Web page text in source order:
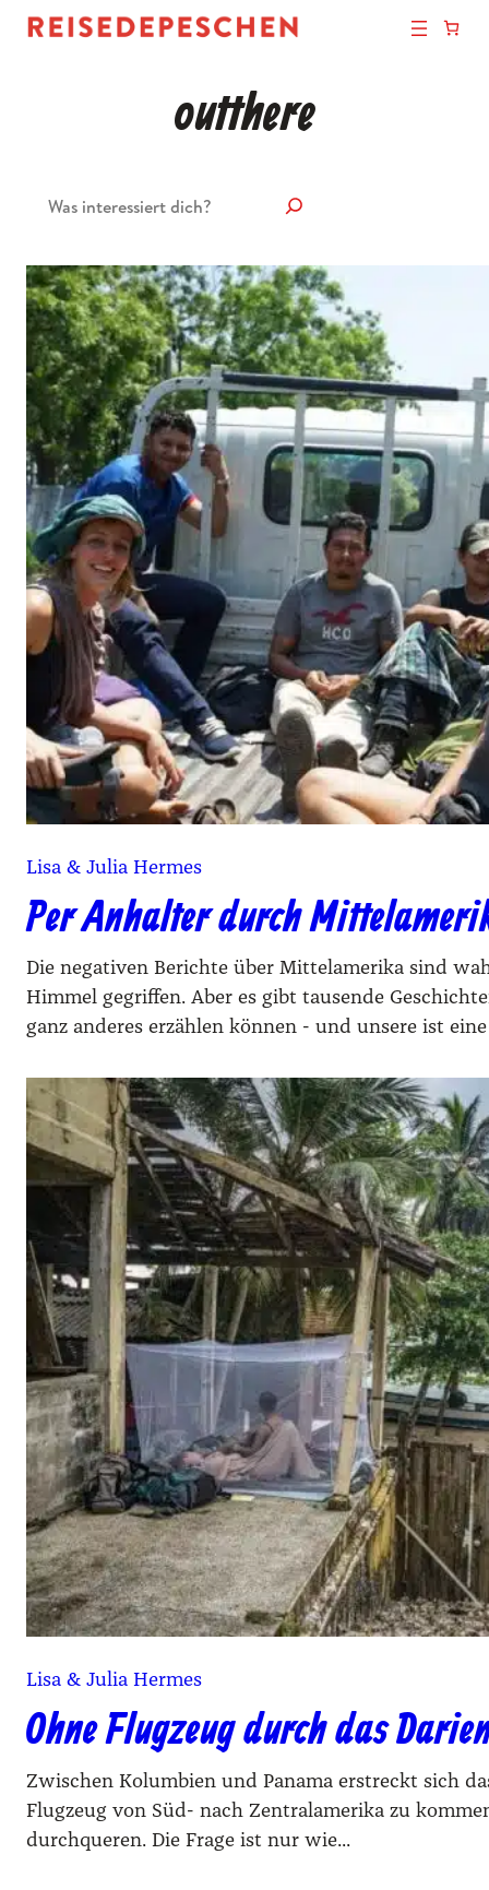
outthere
Lisa & Julia Hermes
Per Anhalter durch
Die negativen Berichte über Mittelamerika sind
Himmel gegriffen. Aber es gibt tausende
ganz anderes erzählen können - und unsere ist
Lisa & Julia Hermes
Ohne Flugzeug durch das
Zwischen Kolumbien und Panama erstreckt sich
Flugzeug von Süd- nach Zentralamerika zu
durchqueren. Die Frage ist nur wie...